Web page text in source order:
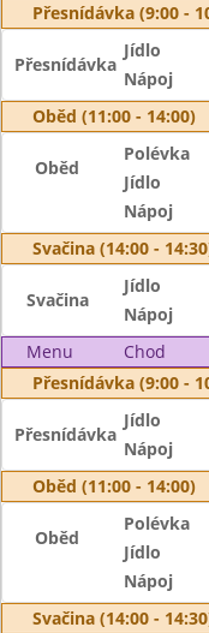
Přesnídávka (9:00 -
Přesnídávka
Jídlo
Nápoj
Oběd (11:00 - 14:00)
Oběd
Polévka
Jídlo
Nápoj
Svačina (14:00 -
Svačina
Jídlo
Nápoj
Menu
Chod
Přesnídávka (9:00 -
Přesnídávka
Jídlo
Nápoj
Oběd (11:00 - 14:00)
Oběd
Polévka
Jídlo
Nápoj
Svačina (14:00 -